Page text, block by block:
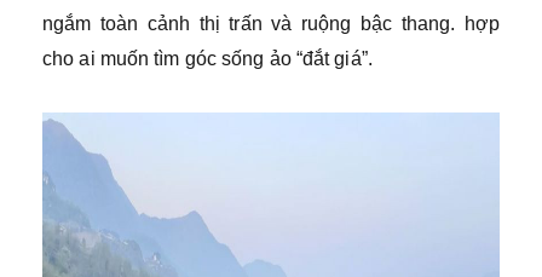
ngắm toàn cảnh thị trấn và ruộng bậc thang. hợp
cho ai muốn tìm góc sống ảo “đắt giá”.